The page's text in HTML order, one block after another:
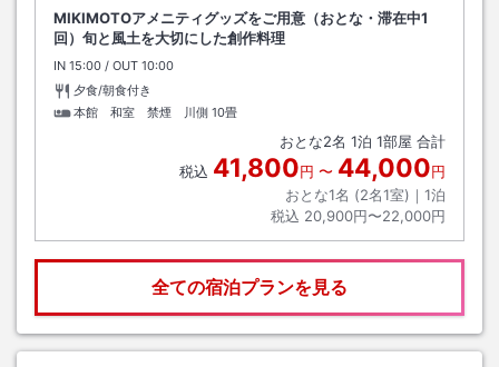
MIKIMOTOアメニティグッズをご用意（おとな・滞在中1
回）旬と風土を大切にした創作料理
IN チェックイン
15:00 / OUT チェックアウト
10:00
夕食/朝食付き
本館 和室 禁煙 川側 10畳
おとな2名 1泊 1部屋 合計
税込 41,800円 〜 44,000円
おとな1名 (2名1室)｜ 1泊
税込 20,900円〜22,000円
全ての宿泊プランを見る